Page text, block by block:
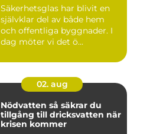
Säkerhetsglas har blivit en
självklar del av både hem
och offentliga byggnader. I
dag möter vi det ö...
02. aug
Nödvatten så säkrar du
tillgång till dricksvatten när
krisen kommer